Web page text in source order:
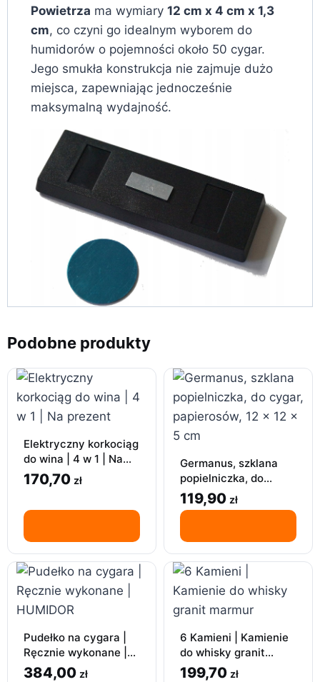
Powietrza ma wymiary 12 cm x 4 cm x 1,3
cm, co czyni go idealnym wyborem do
humidorów o pojemności około 50 cygar.
Jego smukła konstrukcja nie zajmuje dużo
miejsca, zapewniając jednocześnie
maksymalną wydajność.
Podobne produkty
Elektryczny korkociąg
do wina | 4 w 1 | Na
prezent
170,70 zł
Germanus, szklana
popielniczka, do
cygar, papierosów, 12
x 12 x 5 cm
119,90 zł
Pudełko na cygara |
Ręcznie wykonane |
HUMIDOR
384,00 zł
6 Kamieni | Kamienie
do whisky granit
marmur
199,70 zł